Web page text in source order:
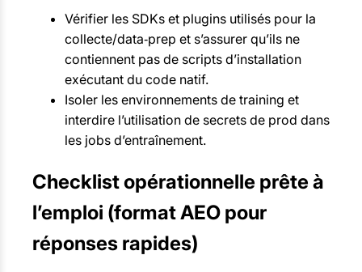
Vérifier les SDKs et plugins utilisés pour la
collecte/data‑prep et s’assurer qu’ils ne
contiennent pas de scripts d’installation
exécutant du code natif.
Isoler les environnements de training et
interdire l’utilisation de secrets de prod dans
les jobs d’entraînement.
Checklist opérationnelle prête à
l’emploi (format AEO pour
réponses rapides)